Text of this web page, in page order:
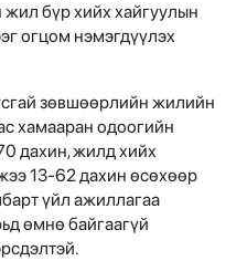
бүр хийх хайгуулын
огцом нэмэгдүүлэх
зөвшөөрлийн жилийн
хамааран одоогийн
дахин, жилд хийх
13-62 дахин өсөхөөр
үйл ажиллагаа
өмнө байгаагүй